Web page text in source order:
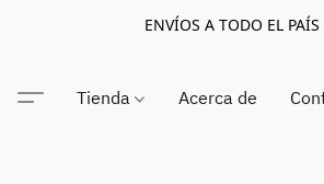
ENVÍOS A TODO EL PAÍS
Tienda Acerca de